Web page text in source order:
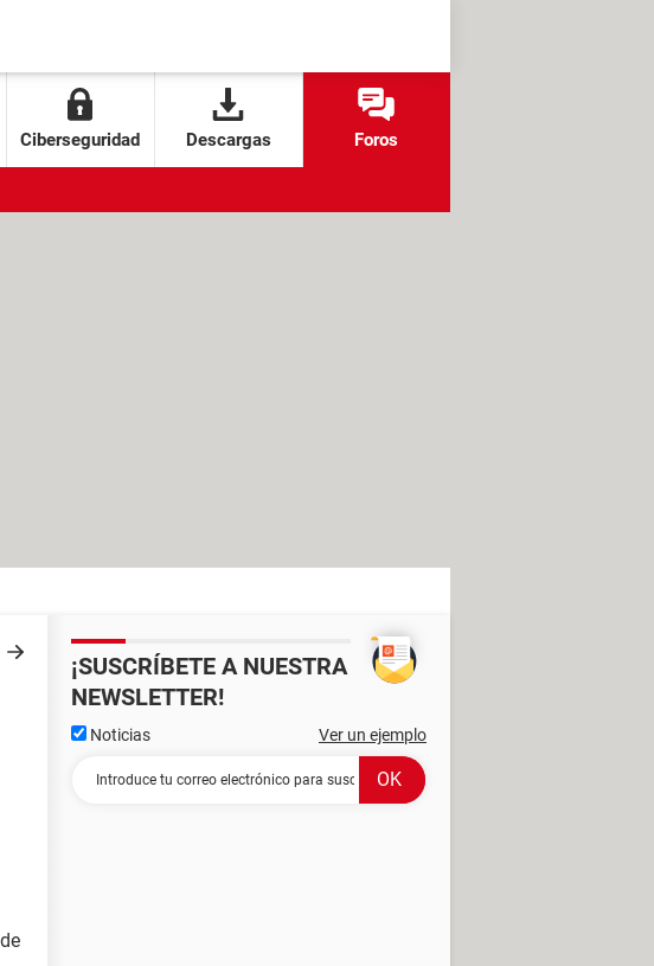
Ciberseguridad Descargas Foros
¡SUSCRÍBETE A NUESTRA
NEWSLETTER!
Noticias Ver un ejemplo